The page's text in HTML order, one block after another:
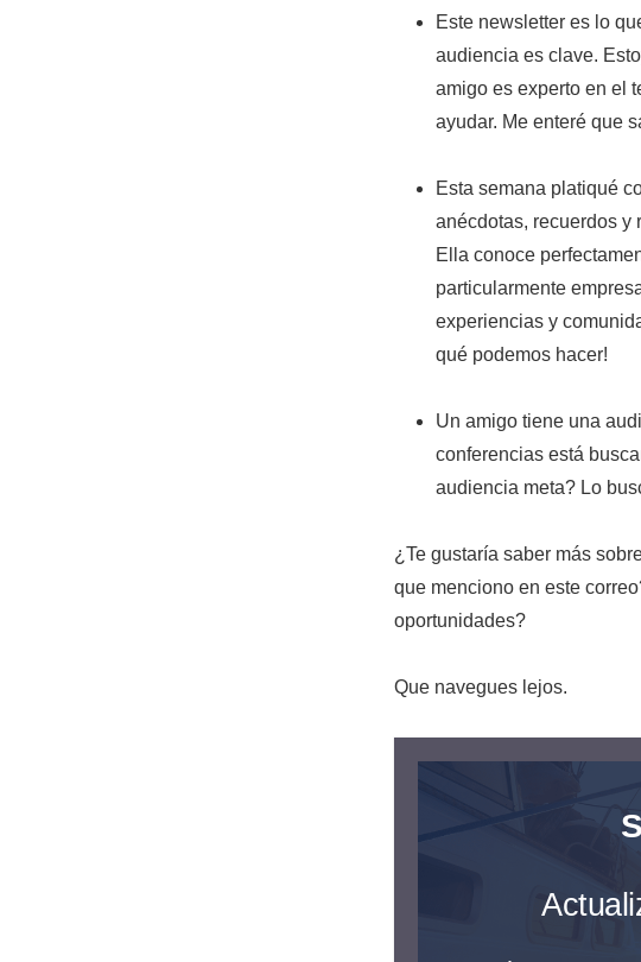
Este newsletter es lo
audiencia es clave.
amigo es experto en el
ayudar. Me enteré que
Esta semana platiqué
anécdotas, recuerdos y
Ella conoce
particularmente
experiencias y
qué podemos hacer!
Un amigo tiene una
conferencias está
audiencia meta? Lo
¿Te gustaría saber más
que menciono en este
oportunidades?
Que navegues lejos.